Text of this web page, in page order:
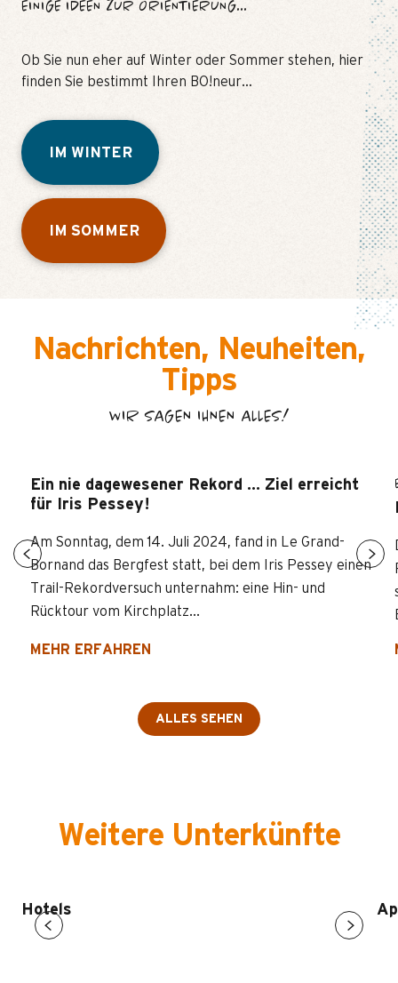
EINIGE IDEEN ZUR ORIENTIERUNG...
Ob Sie nun eher auf Winter oder Sommer stehen, hier
finden Sie bestimmt Ihren BO!neur…
IM WINTER
IM SOMMER
Nachrichten, Neuheiten,
Tipps
WIR SAGEN IHNEN ALLES!
Ein nie dagewesener Rekord … Ziel erreicht
für Iris Pessey!
Am Sonntag, dem 14. Juli 2024, fand in Le Grand-
Bornand das Bergfest statt, bei dem Iris Pessey einen
Trail-Rekordversuch unternahm: eine Hin- und
Rücktour vom Kirchplatz...
MEHR ERFAHREN
ALLES SEHEN
Weitere Unterkünfte
Hotels